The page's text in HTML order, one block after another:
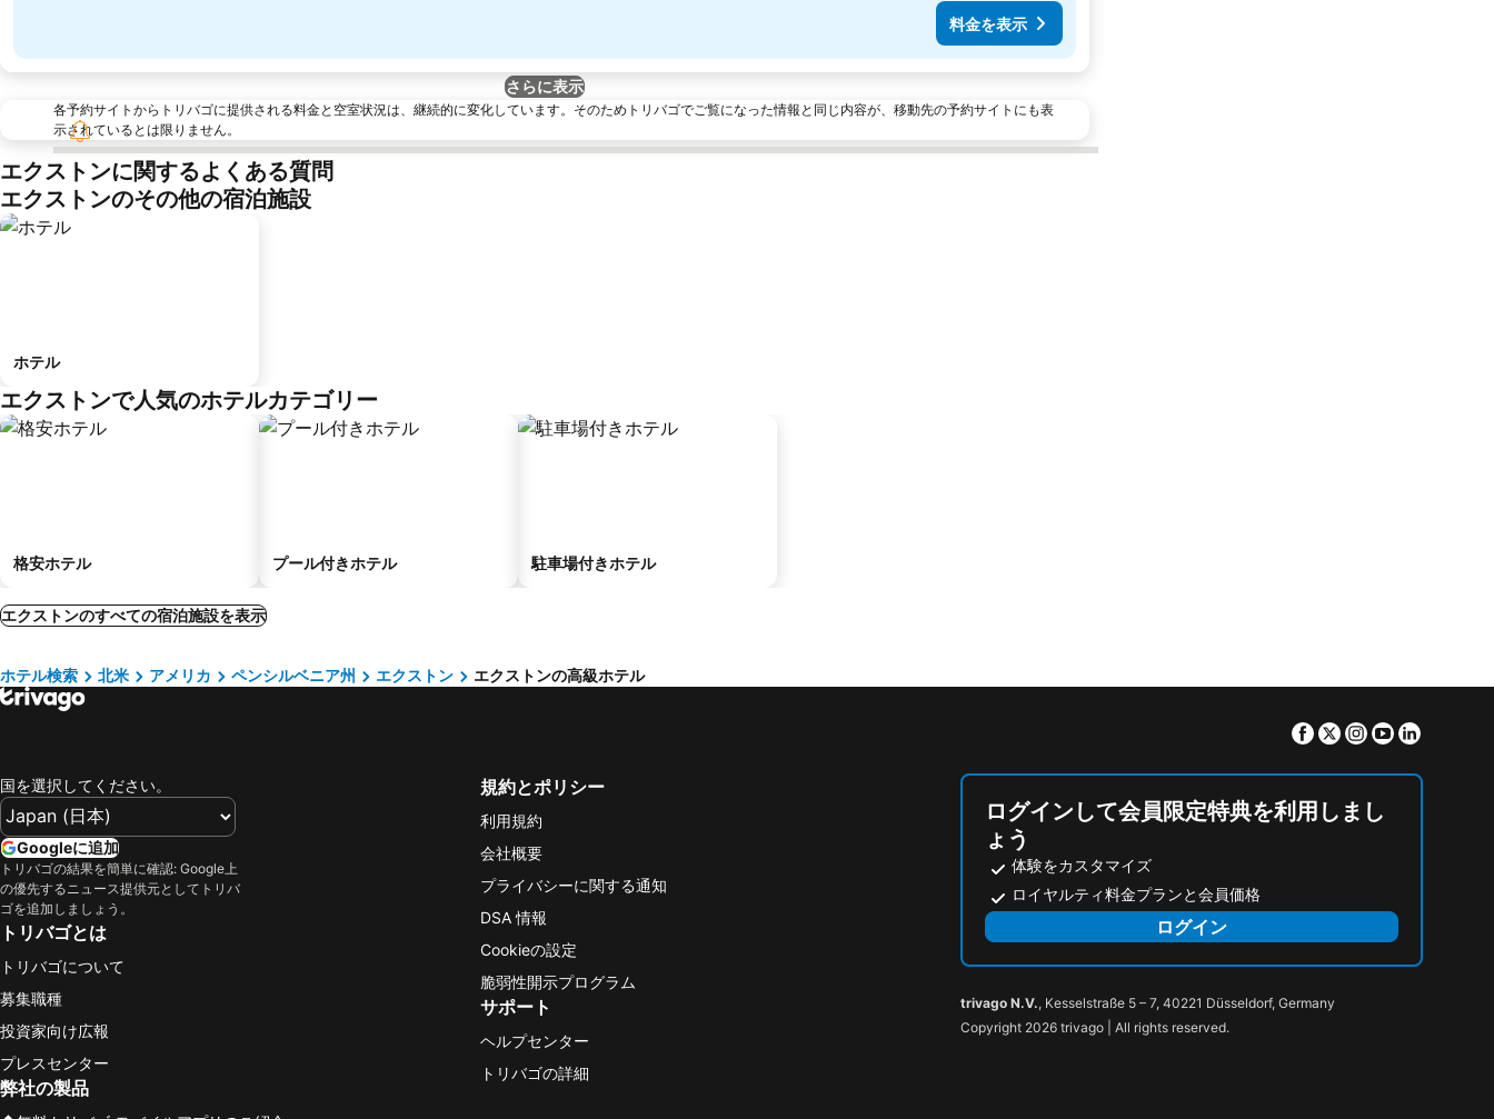
料金を表示
さらに表示
各予約サイトからトリバゴに提供される料金と空室状況は、継続的に変化しています。そのためトリバゴでご覧になった情報と同じ内容が、移動先の予約サイトにも表
示されているとは限りません。
エクストンに関するよくある質問
エクストンのその他の宿泊施設
ホテル
エクストンで人気のホテルカテゴリー
格安ホテル プール付きホテル 駐車場付きホテル
エクストンのすべての宿泊施設を表示
ホテル検索 北米 アメリカ ペンシルベニア州 エクストン エクストンの高級ホテル
Facebook
TwitterInstagram
Youtube
国を選択してください。
Googleに追加
トリバゴの結果を簡単に確認: Google上
の優先するニュース提供元としてトリバ
ゴを追加しましょう。
トリバゴとは
トリバゴについて
募集職種
投資家向け広報
プレスセンター
弊社の製品
規約とポリシー
利用規約
会社概要
プライバシーに関する通知
DSA 情報
Cookieの設定
脆弱性開示プログラム
サポート
ヘルプセンター
トリバゴの詳細
ログインして会員限定特典を利用しまし
ょう
体験をカスタマイズ
ロイヤルティ料金プランと会員価格
ログイン
trivago N.V., Kesselstraße 5 – 7, 40221 Düsseldorf, Germany
Copyright 2026 trivago | All rights reserved.